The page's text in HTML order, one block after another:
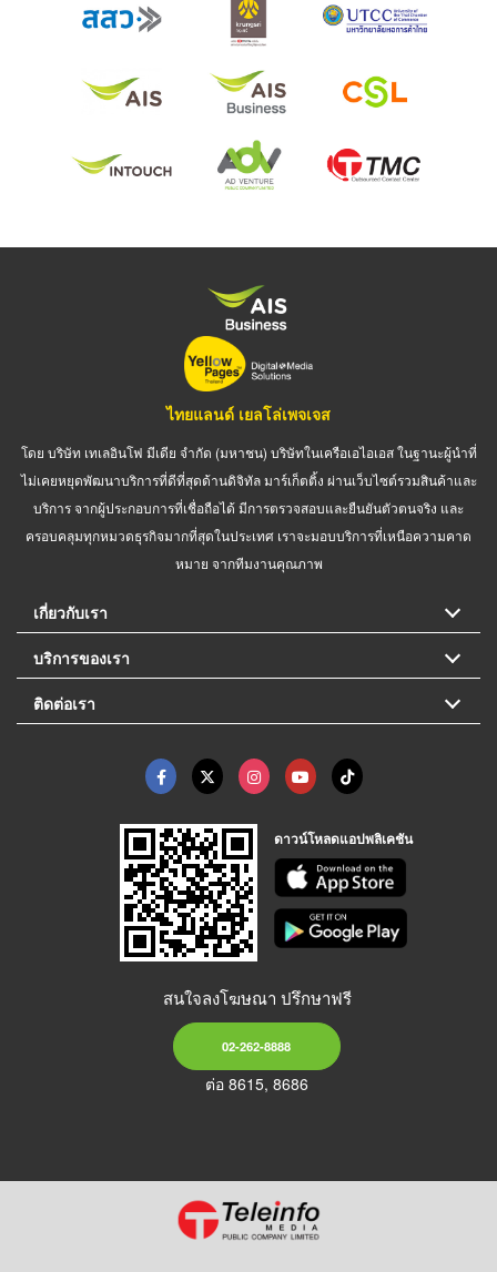
ไทยแลนด์ เยลโล่เพจเจส
โดย บริษัท เทเลอินโฟ มีเดีย จำกัด (มหาชน) บริษัทในเครือเอไอเอส ในฐานะผู้นำที่
ไม่เคยหยุดพัฒนาบริการที่ดีที่สุดด้านดิจิทัล มาร์เก็ตติ้ง ผ่านเว็บไซต์รวมสินค้าและ
บริการ จากผู้ประกอบการที่เชื่อถือได้ มีการตรวจสอบและยืนยันตัวตนจริง และ
ครอบคลุมทุกหมวดธุรกิจมากที่สุดในประเทศ เราจะมอบบริการที่เหนือความคาด
หมาย จากทีมงานคุณภาพ
เกี่ยวกับเรา
บริการของเรา
ติดต่อเรา
ดาวน์โหลดแอปพลิเคชัน
สนใจลงโฆษณา ปรึกษาฟรี
02-262-8888
ต่อ 8615, 8686